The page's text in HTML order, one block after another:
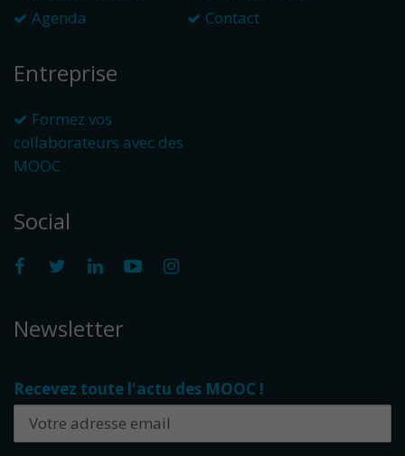
Agenda
Contact
Entreprise
Formez vos
collaborateurs avec des
MOOC
Social
Newsletter
Recevez toute l'actu des MOOC !